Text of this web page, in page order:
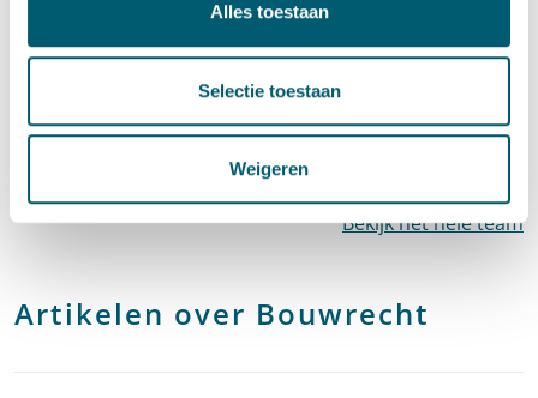
Alles toestaan
Selectie toestaan
Weigeren
Stuur een e-mail naar Mark Birnage
mark.birnage@pelsrijcken.nl
Bel naar Mark Birnage
+31 70 515 3764
profiel van Mark Birnage
Bekijk het hele team
Artikelen over Bouwrecht